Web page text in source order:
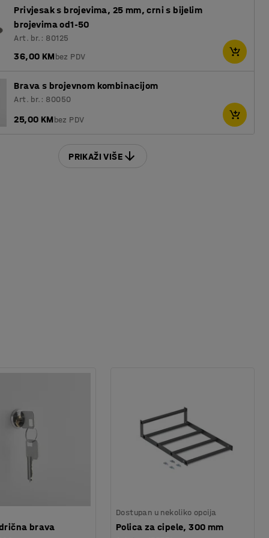
Privjesak s brojevima, 25 mm, crni s bijelim
brojevima od1-50
Art. br.: 80125
36,00 KMbez PDV
Brava s brojevnom kombinacijom
Art. br.: 80050
25,00 KMbez PDV
PRIKAŽI VIŠE
brava
Dostupan u nekoliko opcija
Polica za cipele, 300 mm